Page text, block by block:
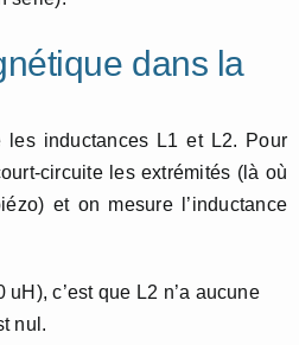
dans la
les inductances L1 et L2. Pour
circuite les extrémités (là où
et on mesure l’inductance
c’est que L2 n’a aucune
nul.